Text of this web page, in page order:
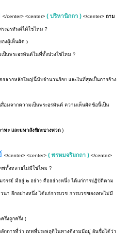
</center> <center>( ปริหานิกถา ) </center>ถาม
ระอรหันต์ได้ใช่ไหม ?
องผู้เห็นผิด )
ป็นพระอรหันต์ในที่ทั้งปวงใช่ไหม ?
จากหลักใหญ่นี้นับจำนวนร้อย และในที่สุดเป็นการอ้าง
อมจากความเป็นพระอรหันต์ ความเห็นผิดข้อนี้เป็น
ทะ และมหาสังฆิกะบางพวก)
</center> <center>( พรหมจริยกถา ) </center>
พทั้งหลายไม่มีใช่ไหม ?
จรรย์ มีอยู่ ๒ อย่าง คืออย่างหนึ่ง ได้แก่การปฏิบัติตาม
า อีกอย่างหนึ่ง ได้แก่การบวช การบวชของเทพไม่มี
รึ่งถูกครึ่ง )
กการที่ว่า เทพที่ประพฤติในทางดีงามมีอยู่ อันชื่อได้ว่า